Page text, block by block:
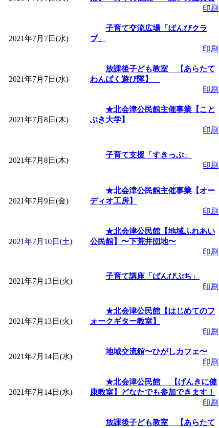
」 受付期間：～
「子育て交流広場「
間：2026/08/10～
赤ちゃん交流広場
間：2026/08/10～2026/
de 健康づくり」
」
「堂島地区歴史ウオ
」 受付期間：～
「みなづる号乗車体
de 健康づくり」」 受
皆鶴姫のこびる塾
～」 受付期間：～
「みなづる号乗車体
de 健康づくり」」 受
印刷
2021年7月7日(水)
子育て交流広場「ばんびクラ
ブ」
印刷
2021年7月7日(水)
放課後子ども教室 【あらたて
わんぱく遊び隊】
印刷
2021年7月8日(木)
★北会津公民館主催事業【こと
ぶき大学】
印刷
2021年7月8日(木)
子育て支援「すきっぷ」
印刷
2021年7月9日(金)
★北会津公民館主催事業【オー
ディオ工房】
印刷
2021年7月10日(土)
★北会津公民館【地域ふれあい
公民館】〜下荒井団地〜
印刷
2021年7月13日(火)
子育て講座「ばんびぷち」
印刷
2021年7月13日(火)
★北会津公民館【はじめてのフ
ォークギター教室】
印刷
2021年7月14日(水)
地域交流館〜ひがしカフェ〜
印刷
2021年7月14日(水)
★北会津公民館 【げんきに健
康教室】どなたでも参加できます！
印刷
放課後子ども教室 【あらたて